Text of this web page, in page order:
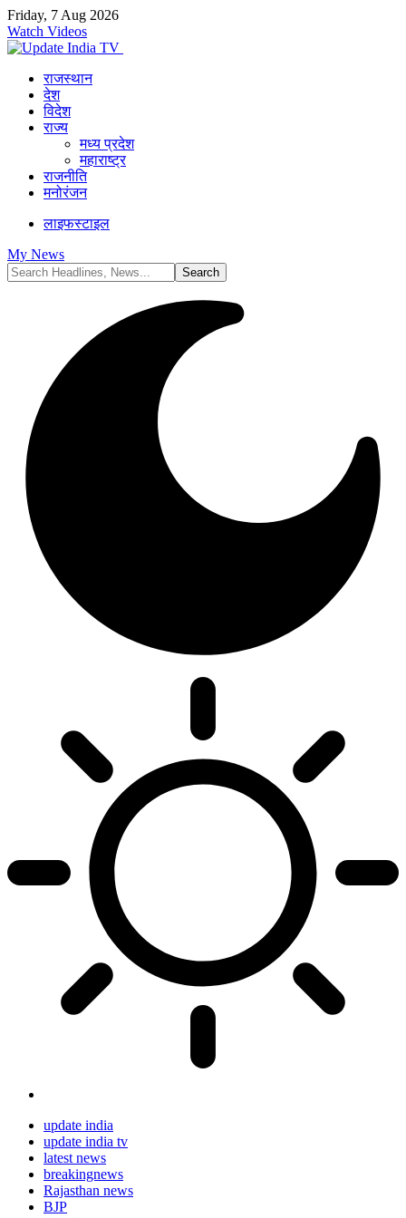
Friday, 7 Aug 2026
Watch Videos
राजस्थान
देश
विदेश
राज्य
मध्य प्रदेश
महाराष्ट्र
राजनीति
मनोरंजन
लाइफस्टाइल
My News
update india
update india tv
latest news
breakingnews
Rajasthan news
BJP